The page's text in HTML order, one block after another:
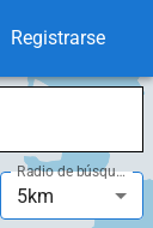
Registrarse
Radio de búsqueda
5km